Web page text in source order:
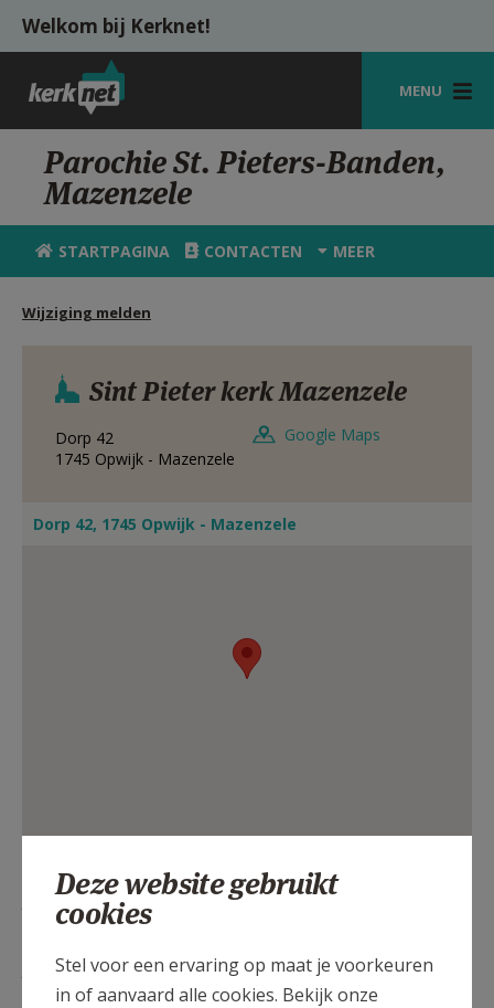
Overslaan en naar de inhoud gaan
Welkom bij Kerknet!
MENU
STARTPAGINA
KERK
VIERINGEN
HULP
MIJN PAROCHIE
AANMELDEN OF REGISTREREN
Parochie St. Pieters-Banden,
Mazenzele
STARTPAGINA CONTACTEN MEER
Wijziging melden
Sint Pieter kerk Mazenzele
Dorp 42
1745 Opwijk - Mazenzele
Google Maps
Dorp 42, 1745 Opwijk - Mazenzele
05/09
19.00 Eucharistie
03/10
19.00 Eucharistie
Deze website gebruikt
cookies
Stel voor een ervaring op maat je voorkeuren
in of aanvaard alle cookies. Bekijk onze